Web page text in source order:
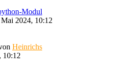
Modul
2024, 10:12
Heinrichs
10:12